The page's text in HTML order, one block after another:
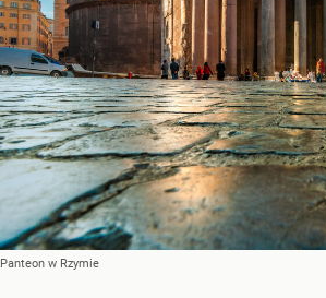
Panteon w Rzymie